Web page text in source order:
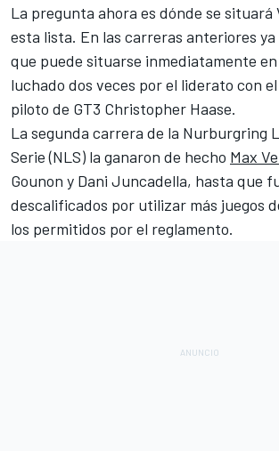
La pregunta ahora es dónde se situará
esta lista. En las carreras anteriores
que puede situarse inmediatamente en
luchado dos veces por el liderato con
piloto de GT3 Christopher Haase.
La segunda carrera de la Nurburgring
Serie (NLS) la ganaron de hecho Max
Gounon y Dani Juncadella, hasta que
descalificados por utilizar más juegos
los permitidos por el reglamento.